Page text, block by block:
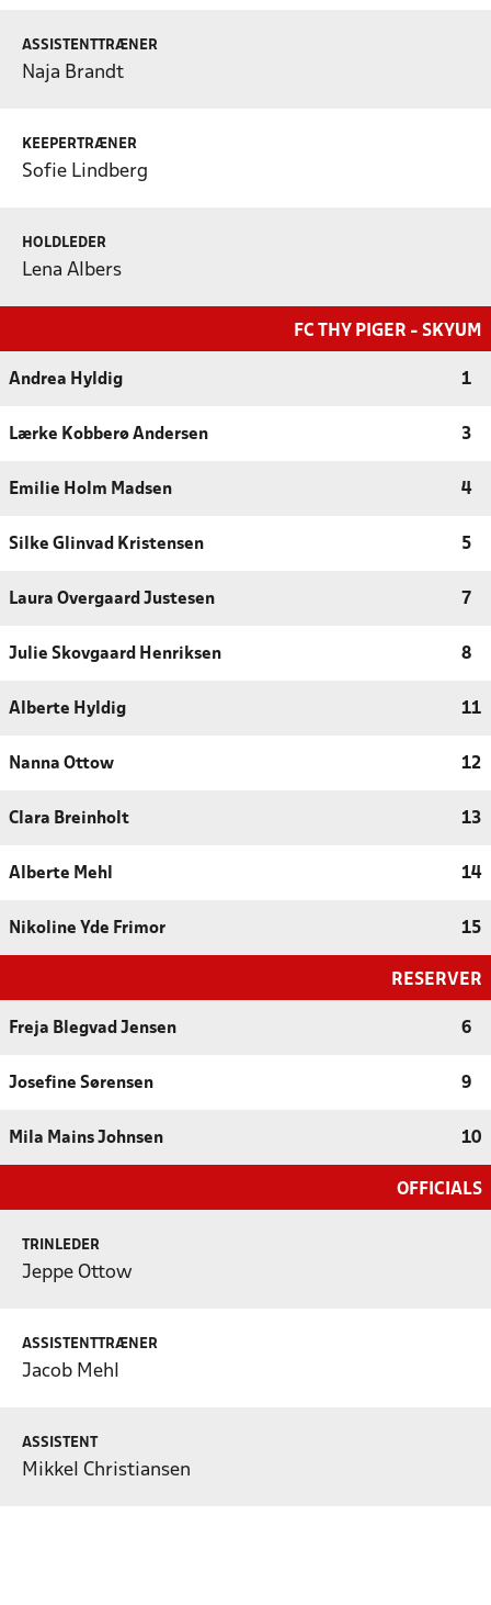
ASSISTENTTRÆNER
Naja Brandt
KEEPERTRÆNER
Sofie Lindberg
HOLDLEDER
Lena Albers
FC THY PIGER - SKYUM
Andrea Hyldig 1
Lærke Kobberø Andersen 3
Emilie Holm Madsen 4
Silke Glinvad Kristensen 5
Laura Overgaard Justesen 7
Julie Skovgaard Henriksen 8
Alberte Hyldig 11
Nanna Ottow 12
Clara Breinholt 13
Alberte Mehl 14
Nikoline Yde Frimor 15
RESERVER
Freja Blegvad Jensen 6
Josefine Sørensen 9
Mila Mains Johnsen 10
OFFICIALS
TRINLEDER
Jeppe Ottow
ASSISTENTTRÆNER
Jacob Mehl
ASSISTENT
Mikkel Christiansen